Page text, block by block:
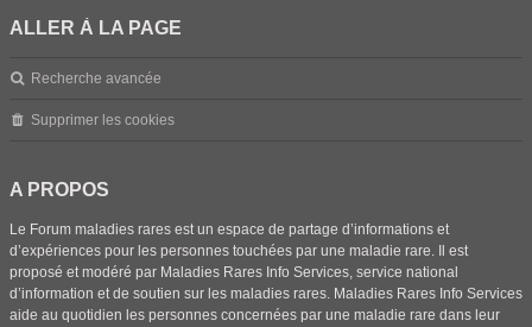
ALLER À LA PAGE
Recherche avancée
Supprimer les cookies
A PROPOS
Le Forum maladies rares est un espace de partage d’informations et
d’expériences pour les personnes touchées par une maladie rare. Il est
proposé et modéré par Maladies Rares Info Services, service national
d’information et de soutien sur les maladies rares. Maladies Rares Info Services
aide au quotidien les personnes concernées par une maladie rare dans leur